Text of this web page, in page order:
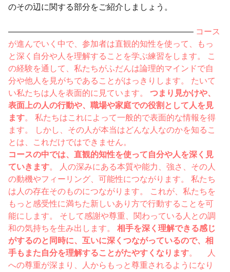
のその辺に関する部分をご紹介しましょう。
——————————————————————– コース
が進んでいく中で、参加者は直観的知性を使って、もっ
と深く自分や人を理解することを学ぶ練習をします。 こ
の経験を通して、私たちがふだんは論理的マインドで自
分や他人を見がちであることがはっきりします。 たいて
い私たちは人を表面的に見ています。つまり見かけや、
表面上の人の行動や、職場や家庭での役割として人を見
ます。 私たちはこれによって一般的で表面的な情報を得
ます。 しかし、その人が本当はどんな人なのかを知るこ
とは、これだけではできません。
コースの中では、直観的知性を使って自分や人を深く見
ていきます。 人の深みにある本質や能力、強さ、その人
の動機やフィーリング、可能性につながります。 私たち
は人の存在そのものにつながります。 これが、私たちを
もっと感受性に満ちた新しいあり方で行動することを可
能にします。 そして感謝や尊重、関わっている人との調
和の気持ちを生み出します。相手を深く理解できる感じ
がするのと同時に、互いに深くつながっているので、相
手もまた自分を理解することがたやすくなります。 人
への尊重が深まり、人からもっと尊重されるようになり